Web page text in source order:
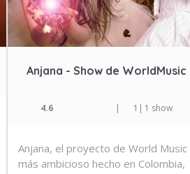
Anjana - Show de WorldMusic
4.6 | 1 | 1 show
Anjana, el proyecto de World Music
más ambicioso hecho en Colombia,